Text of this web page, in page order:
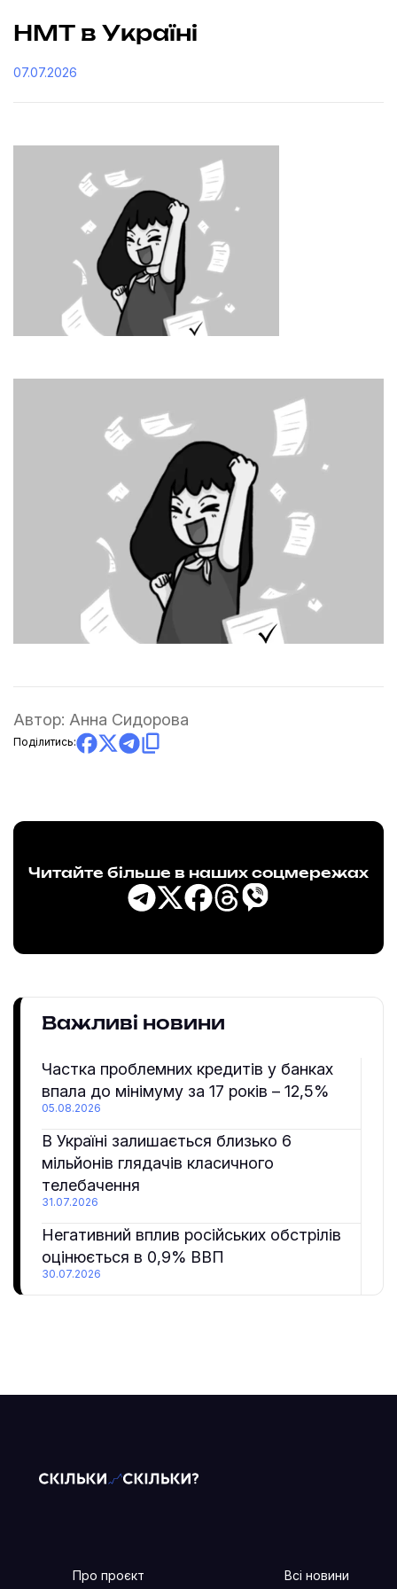
НМТ в Україні
07.07.2026
Автор: Анна Сидорова
Поділитись:
Читайте більше в наших соцмережах
Важливі новини
Частка проблемних кредитів у банках
впала до мінімуму за 17 років – 12,5%
05.08.2026
В Україні залишається близько 6
мільйонів глядачів класичного
телебачення
31.07.2026
Негативний вплив російських обстрілів
оцінюється в 0,9% ВВП
30.07.2026
Про проєкт
Всі новини